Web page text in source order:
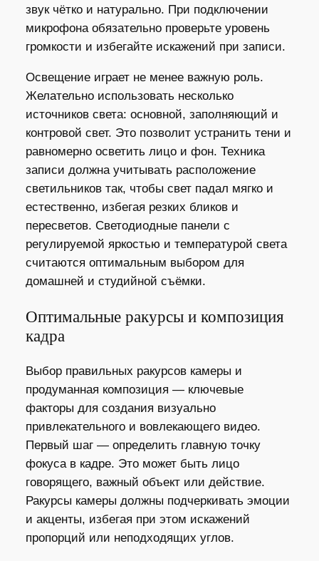
звук чётко и натурально. При подключении
микрофона обязательно проверьте уровень
громкости и избегайте искажений при записи.
Освещение играет не менее важную роль.
Желательно использовать несколько
источников света: основной, заполняющий и
контровой свет. Это позволит устранить тени и
равномерно осветить лицо и фон. Техника
записи должна учитывать расположение
светильников так, чтобы свет падал мягко и
естественно, избегая резких бликов и
пересветов. Светодиодные панели с
регулируемой яркостью и температурой света
считаются оптимальным выбором для
домашней и студийной съёмки.
Оптимальные ракурсы и композиция
кадра
Выбор правильных ракурсов камеры и
продуманная композиция — ключевые
факторы для создания визуально
привлекательного и вовлекающего видео.
Первый шаг — определить главную точку
фокуса в кадре. Это может быть лицо
говорящего, важный объект или действие.
Ракурсы камеры должны подчеркивать эмоции
и акценты, избегая при этом искажений
пропорций или неподходящих углов.